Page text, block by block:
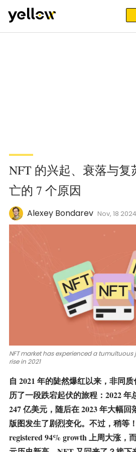
NFT 的兴起、衰落与复
亡的 7 个原因
Alexey Bondarev Nov, 18
NFT market has experienced a
rise in 2021
自 2021 年的陡然爆红以来，非同
历了一段跌宕起伏的旅程：2022
247 亿美元，随后在 2023 年大幅
版图发生了剧烈变化。不过，稍等
registered 94% growth上周大涨，